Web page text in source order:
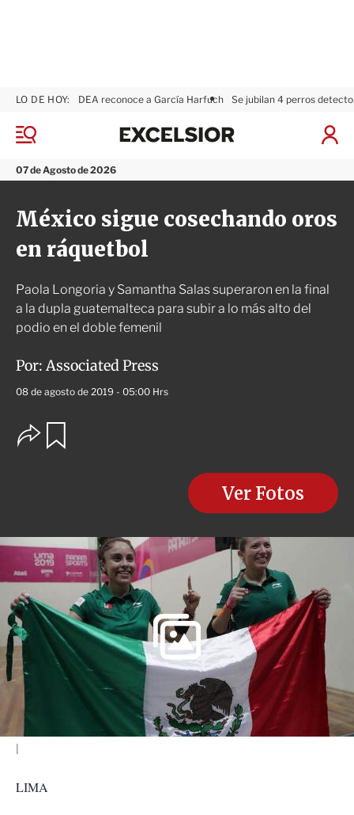
M
n
ú
07 de Agosto de 2026
LO DE HOY: DEA reconoce a García Harfuch Se jubilan 4 perros
I
a
r
x
l
i
o
México sigue cosechando oros
en ráquetbol
Paola Longoria y Samantha Salas superaron en la final
a la dupla guatemalteca para subir a lo más alto del
podio en el doble femenil
Por:Associated Press
08 de agosto de 2019 - 05:00 Hrs
O
p
s
d
e
c
m
p
a
Ver Fotos
LIMA